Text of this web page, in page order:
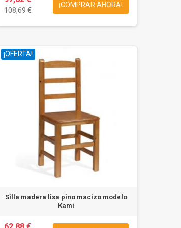
108,69 €
¡COMPRAR AHORA!
¡OFERTA!
Silla madera lisa pino macizo modelo
Kami